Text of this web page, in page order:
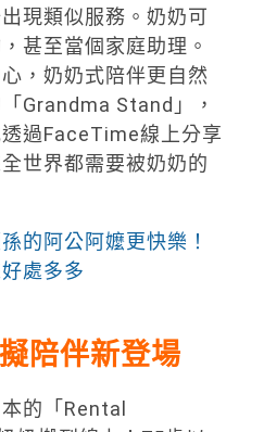
現類似服務。奶奶可
甚至當個家庭助理。
，奶奶式陪伴更自然
Grandma Stand」，
過FaceTime線上分享
世界都需要被奶奶的
的阿公阿嬤更快樂！
處多多
陪伴新登場
的「Rental